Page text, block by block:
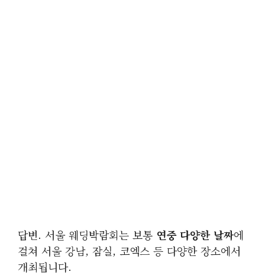
답변. 서울 웨딩박람회는 보통 연중 다양한 날짜에
걸쳐 서울 강남, 잠실, 코엑스 등 다양한 장소에서
개최됩니다.